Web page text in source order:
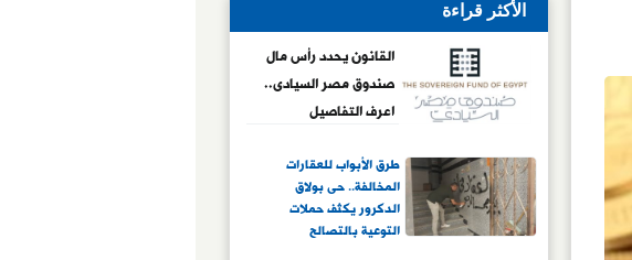
الأكثر قراءة
القانون يحدد رأس مال
صندوق مصر السيادى..
اعرف التفاصيل
طرق الأبواب للعقارات
المخالفة.. حى بولاق
الدكرور يكثف حملات
التوعية بالتصالح